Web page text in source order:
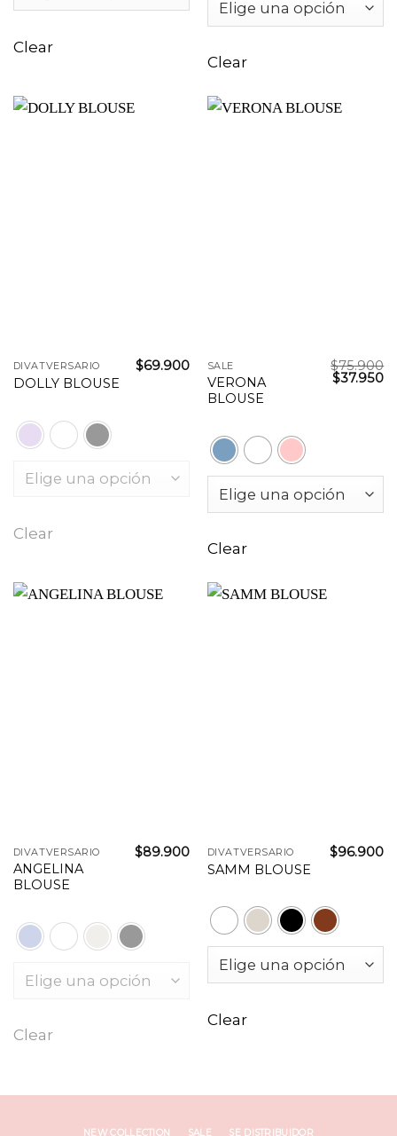
Clear
Clear
DIVATVERSARIO
DOLLY BLOUSE
$69.900
Clear
SALE
VERONA
BLOUSE
$75.900
$37.950
Clear
DIVATVERSARIO
ANGELINA
BLOUSE
$89.900
Clear
DIVATVERSARIO
SAMM BLOUSE
$96.900
Clear
NEW COLLECTION SALE SE DISTRIBUIDOR